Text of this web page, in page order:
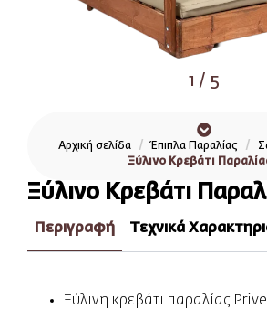
1 / 5
Αρχική σελίδα Έπιπλα Παραλίας
Ξύλινο Κρεβάτι Παραλίας
Ξύλινο Κρεβάτι
Περιγραφή Τεχνικά
Ξύλινη κρεβάτι παραλίας Prive